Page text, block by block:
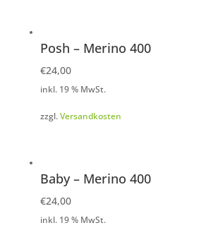
Posh – Merino 400
€24,00
inkl. 19 % MwSt.
zzgl.Versandkosten
Baby – Merino 400
€24,00
inkl. 19 % MwSt.